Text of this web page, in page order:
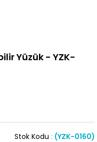
Yüzük - YZK-
(YZK-0160)
Stok Kodu